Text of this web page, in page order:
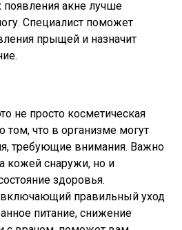
акне лучше
Специалист поможет
прыщей и назначит
не просто косметическая
том, что в организме могут
требующие внимания. Важно
кожей снаружи, но и
здоровья.
правильный уход
питание, снижение